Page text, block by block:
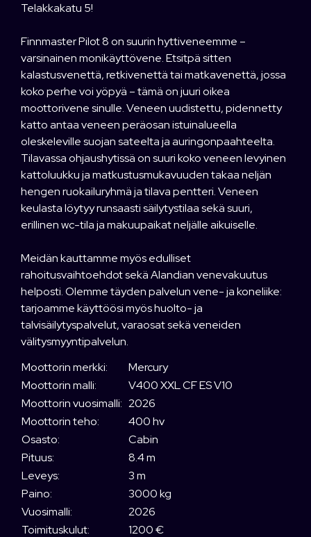
Telakkakatu 5!
Finnmaster Pilot 8 on suurin hyttiveneemme –
varsinainen monikäyttövene. Etsitpä sitten
kalastusvenettä, retkivenettä tai matkavenettä, jossa
koko perhe voi yöpyä – tämä on juuri oikea
moottorivene sinulle. Veneen uudistettu, pidennetty
katto antaa veneen peräosan istuinalueella
oleskeleville suojan sateelta ja auringonpaahteelta.
Tilavassa ohjaushytissä on suuri koko veneen levyinen
kattoluukku ja matkustusmukavuuden takaa neljän
hengen ruokailuryhmä ja tilava pentteri. Veneen
keulasta löytyy runsaasti säilytystilaa sekä suuri,
erillinen wc-tila ja makuupaikat neljälle aikuiselle.
Meidän kauttamme myös edulliset
rahoitusvaihtoehdot sekä Alandian venevakuutus
helposti. Olemme täyden palvelun vene- ja koneliike:
tarjoamme käyttöösi myös huolto- ja
talvisäilytyspalvelut, varaosat sekä veneiden
välitysmyyntipalvelun.
Moottorin merkki:
Mercury
Moottorin malli:
V400 XXL CF ES V10
Moottorin vuosimalli: 2026
Moottorin teho:
400 hv
Osasto:
Cabin
Pituus:
8.4 m
Leveys:
3 m
Paino:
3000 kg
Vuosimalli:
2026
Toimituskulut:
1200 €